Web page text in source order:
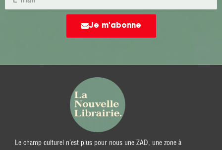
Je m'abonne
Le champ culturel n’est plus pour nous une ZAD, une zone à